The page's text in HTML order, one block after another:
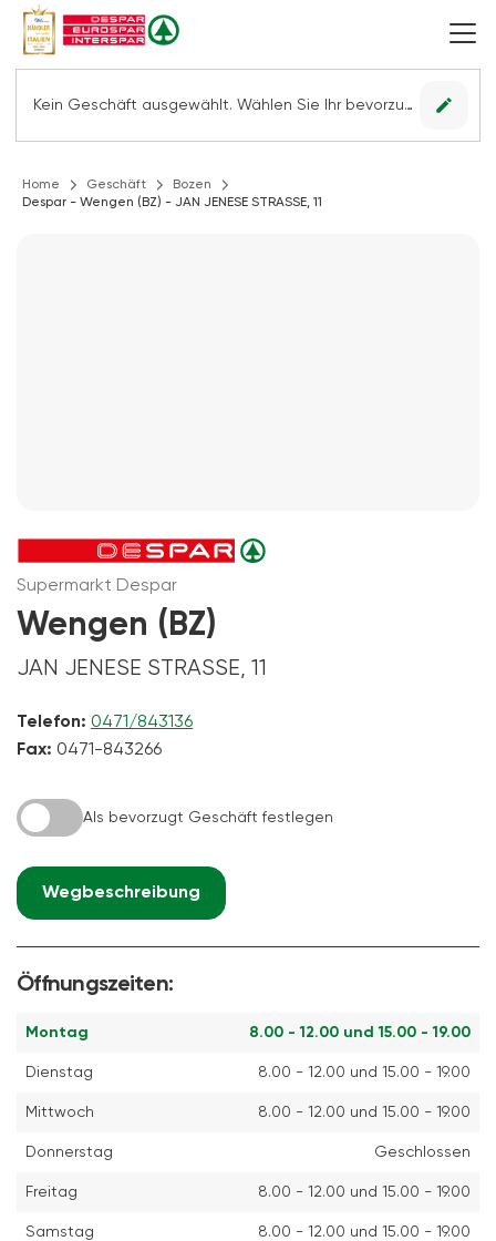
Kein Geschäft ausgewählt. Wählen Sie Ihr bevorzugtes Geschäft, um alle Angebote sehen zu können. edit
Home Geschäft
Bozen
Despar - Wengen (BZ) - JAN JENESE STRASSE, 11
Supermarkt Despar
Wengen (BZ)
JAN JENESE STRASSE, 11
Telefon: 0471/843136
Fax: 0471-843266
Als bevorzugt Geschäft festlegen
Wegbeschreibung
Öffnungszeiten:
Montag 8.00 - 12.00 und 15.00 - 19.00
Dienstag 8.00 - 12.00 und 15.00 - 19.00
Mittwoch 8.00 - 12.00 und 15.00 - 19.00
Donnerstag Geschlossen
Freitag 8.00 - 12.00 und 15.00 - 19.00
Samstag 8.00 - 12.00 und 15.00 - 19.00